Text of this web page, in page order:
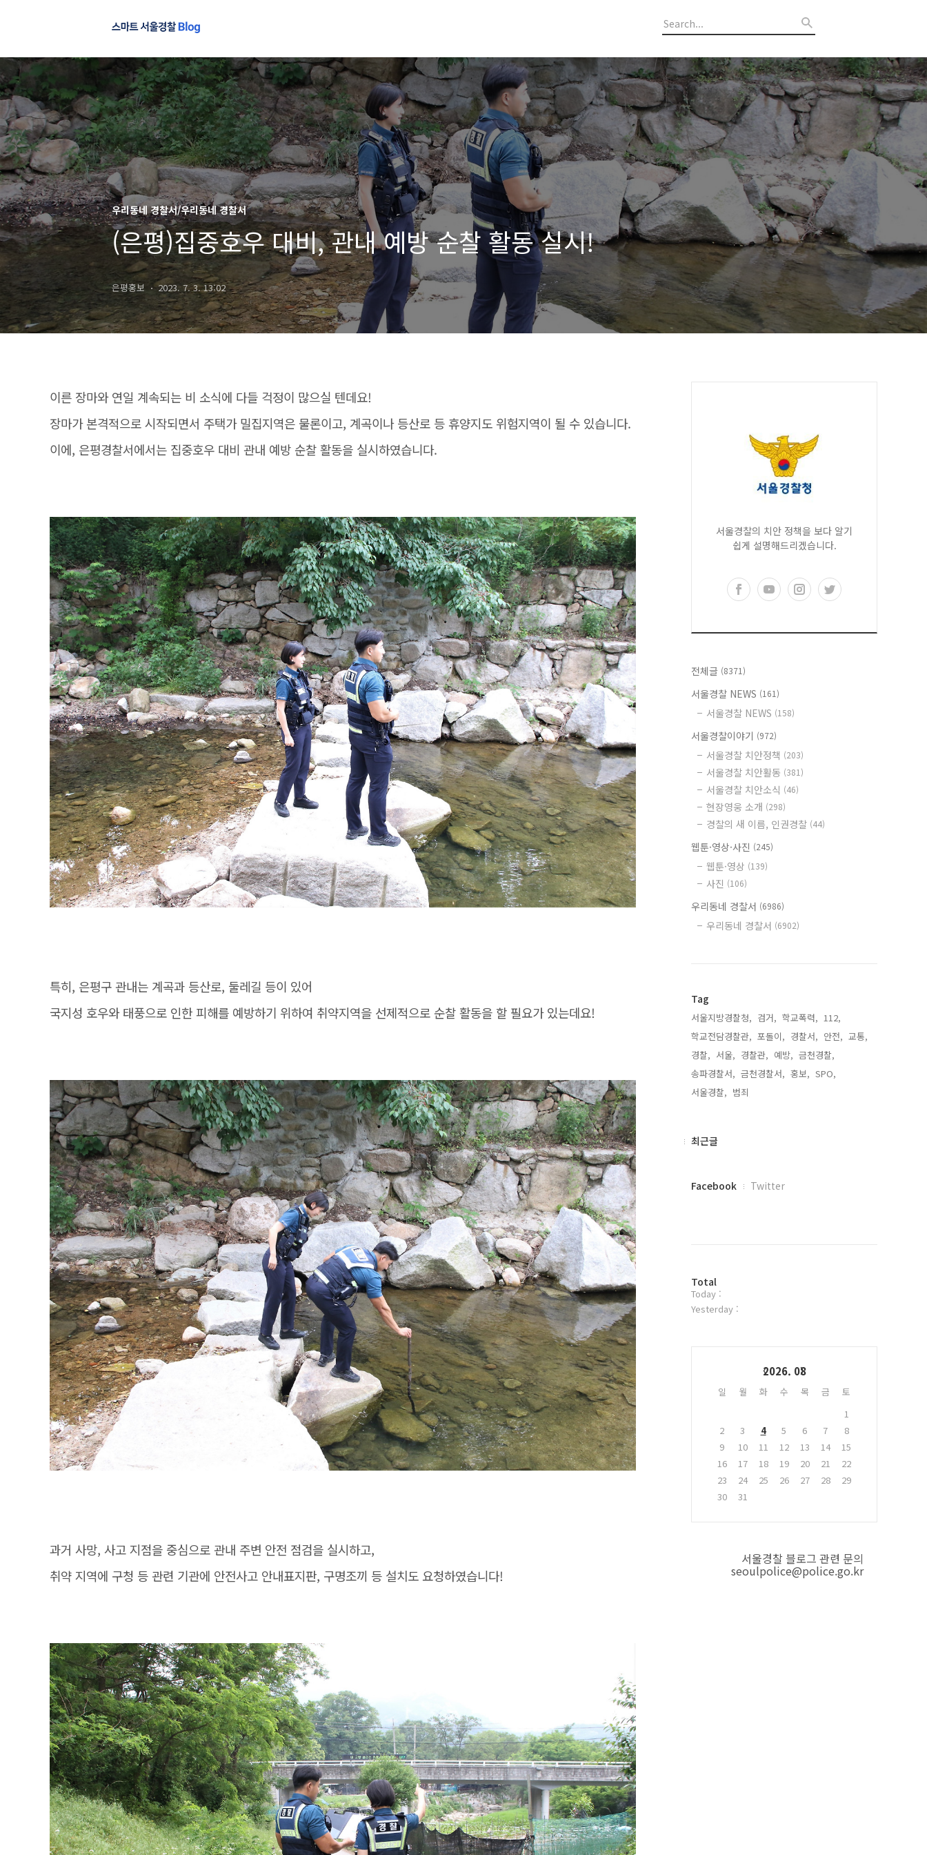
우리동네 경찰서/우리동네 경찰서
(은평)집중호우 대비, 관내 예방 순찰 활동 실시!
은평홍보 2023. 7. 3. 13:02
이른 장마와 연일 계속되는 비 소식에 다들 걱정이 많으실 텐데요!
장마가 본격적으로 시작되면서 주택가 밀집지역은 물론이고, 계곡이나 등산로 등 휴양지도 위험지역이 될 수 있습니다.
이에, 은평경찰서에서는 집중호우 대비 관내 예방 순찰 활동을 실시하였습니다.
특히, 은평구 관내는 계곡과 등산로, 둘레길 등이 있어
국지성 호우와 태풍으로 인한 피해를 예방하기 위하여 취약지역을 선제적으로 순찰 활동을 할 필요가 있는데요!
과거 사망, 사고 지점을 중심으로 관내 주변 안전 점검을 실시하고,
취약 지역에 구청 등 관련 기관에 안전사고 안내표지판, 구명조끼 등 설치도 요청하였습니다!
서울경찰의 치안 정책을 보다 알기
쉽게 설명해드리겠습니다.
전체글 (8371)
서울경찰 NEWS (161)
서울경찰 NEWS (158)
서울경찰이야기 (972)
서울경찰 치안정책 (203)
서울경찰 치안활동 (381)
서울경찰 치안소식 (46)
현장영웅 소개 (298)
경찰의 새 이름, 인권경찰 (44)
웹툰·영상·사진 (245)
웹툰·영상 (139)
사진 (106)
우리동네 경찰서 (6986)
우리동네 경찰서 (6902)
Tag
서울지방경찰청, 검거, 학교폭력, 112,
학교전담경찰관, 포돌이, 경찰서, 안전, 교통,
경찰, 서울, 경찰관, 예방, 금천경찰,
송파경찰서, 금천경찰서, 홍보, SPO,
서울경찰, 범죄,
최
최근글
페
플
러
그
Facebook Twitter
방
문
자
Total
Today :
Yesterday :
2026. 08
일 월 화 수 목 금
토
1
2
3 4 5 6 7
8
9
10 11 12 13 14
15
16
17 18 19 20 21
22
23
24 25 26 27 28
29
30
31
서울경찰 블로그 관련 문의
seoulpolice@police.go.kr